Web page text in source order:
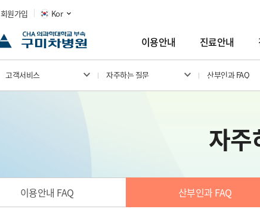
회원가입 Kor
이용안내 진료안내
고객서비스 자주하는 질문 산부인과 FAQ
자주
이용안내 FAQ 산부인과 FAQ